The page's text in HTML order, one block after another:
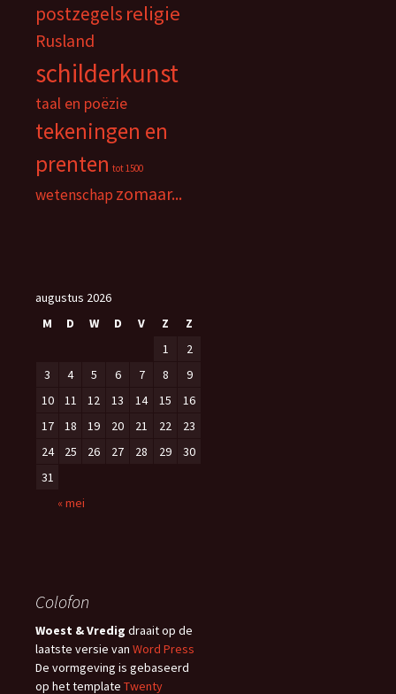
postzegels religie
Rusland
schilderkunst
taal en poëzie
tekeningen en
prenten tot 1500
wetenschap zomaar...
augustus 2026
M
D W D V Z Z
« mei
1
2
3
4 5 6 7 8
9
10
11 12 13 14 15
16
17
18 19 20 21 22
23
24
25 26 27 28 29
30
31
Colofon
Woest & Vredig draait op de
laatste versie van Word Press
De vormgeving is gebaseerd
op het template Twenty